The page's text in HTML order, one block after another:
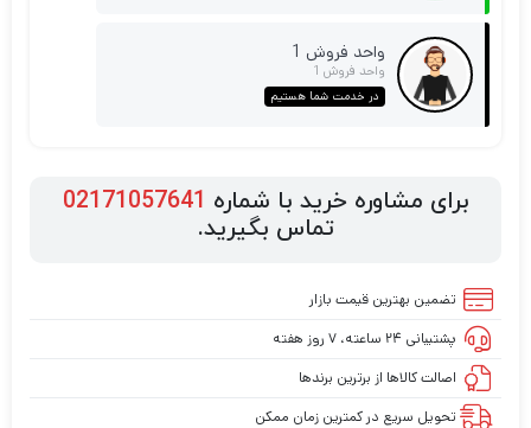
واحد فروش 1
واحد فروش 1
در خدمت شما هستیم
برای مشاوره خرید با شماره 02171057641
تماس بگیرید.
تضمین بهترین قیمت بازار
پشتیبانی ۲۴ ساعته، ۷ روز هفته
اصالت کالاها از برترین برندها
تحویل سریع در کمترین زمان ممکن